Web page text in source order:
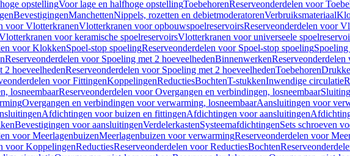
opstellingVoor lage en halfhoge opstellingToebehorenReserveonderdelen voor
BevestigingenManchettenNippels, rozetten en debietmoderatorenVerbruiksmateriaal
voor VlotterkranenVlotterkranen voor opbouwspoelreservoirsReserveonderdelen voor
voor keramische spoelreservoirsVlotterkranen voor universeele
voor KlokkenSpoel-stop spoelingReserveonderdelen voor Spoel-stop spoeling
Reserveonderdelen voor Spoeling met 2 hoeveelhedenBinnenwerken
2 hoeveelhedenReserveonderdelen voor Spoeling met 2 hoeveelhedenToebehoren
voor FittingenKoppelingenReductiesBochtenT-stukkenInwendige circulatie
losneembaarReserveonderdelen voor Overgangen en verbindingen, losneembaar
Overgangen en verbindingen voor verwarming, losneembaarAansluitingen voor
Afdichtingen voor buizen en fittingenAfdichtingen voor aansluitingen
Bevestigingen voor aansluitingenVerdelerkastenSysteemafdichtingenSets schroeven
voor MeerlagenbuizenMeerlagenbuizen voor verwarmingReserveonderdelen voor
voor KoppelingenReductiesReserveonderdelen voor ReductiesBochten